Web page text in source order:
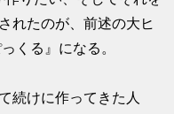
れたのが、前述の大ヒ
くる』になる。
続けに作ってきた人